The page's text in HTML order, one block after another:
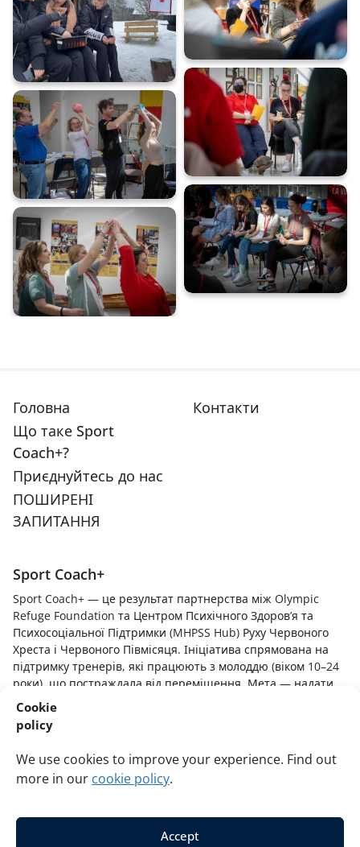
Cookie
policy
We use cookies to improve your experience. Find out
more in our cookie policy.
Accept
Головна
Що таке Sport
Coach+?
Приєднуйтесь до нас
ПОШИРЕНІ
ЗАПИТАННЯ
Контакти
Sport Coach+
Sport Coach+ — це результат партнерства між Olympic
Refuge Foundation та Центром Психічного Здоров’я та
Психосоціальної Підтримки (MHPSS Hub) Руху Червоного
Хреста і Червоного Півмісяця. Ініціатива спрямована на
підтримку тренерів, які працюють з молоддю (віком 10–24
роки), що постраждала від переміщення. Мета — надати
спортивним тренерам навички, знання та методики для
розуміння впливу стресових подій на молодих гравців,
створення безпечного та підтримуючого спортивного
середовища та надання допомоги молодим людям з
урахуванням травматичного досвіду та процесу зцілення.